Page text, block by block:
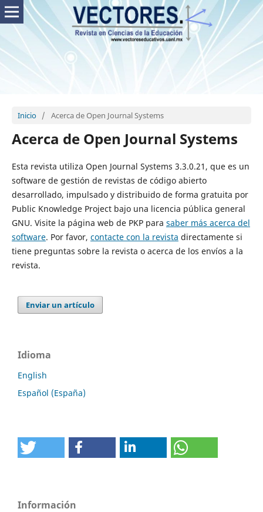
Inicio / Acerca de Open Journal Systems
Acerca de Open Journal Systems
Esta revista utiliza Open Journal Systems 3.3.0.21, que es un
software de gestión de revistas de código abierto
desarrollado, impulsado y distribuido de forma gratuita por
Public Knowledge Project bajo una licencia pública general
GNU. Visite la página web de PKP para saber más acerca del
software. Por favor, contacte con la revista directamente si
tiene preguntas sobre la revista o acerca de los envíos a la
revista.
Enviar un artículo
Idioma
English
Español (España)
Información